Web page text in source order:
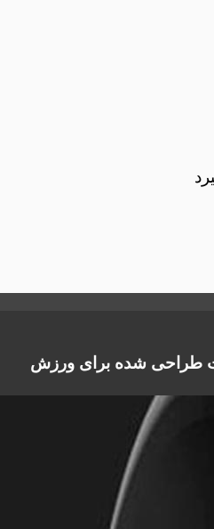
طراحی شده برای ورزش